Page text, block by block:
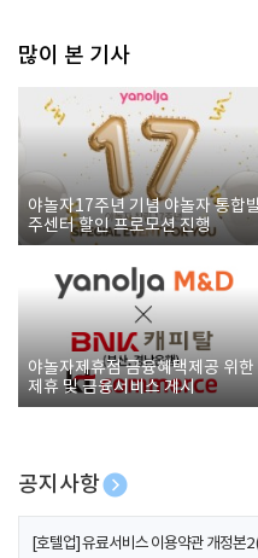
많이 본 기사
야놀자17주년 기념 야놀자 통합
주센터 할인 프로모션 진행
야놀자제휴점 금융혜택제공 위한
제휴 및 금융서비스 게시
공지사항
[호텔업] 개인정보 처리방침 개정본1
[호텔업] 유료서비스 이용약관 개정본2